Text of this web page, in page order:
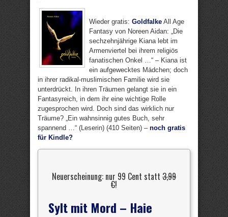
Wieder gratis: Goldfalke All Age
Fantasy von Noreen Aidan: „Die
sechzehnjährige Kiana lebt im
Armenviertel bei ihrem religiös
fanatischen Onkel …“ – Kiana ist
ein aufgewecktes Mädchen; doch
in ihrer radikal-muslimischen Familie wird sie
unterdrückt. In ihren Träumen gelangt sie in ein
Fantasyreich, in dem ihr eine wichtige Rolle
zugesprochen wird. Doch sind das wirklich nur
Träume? „Ein wahnsinnig gutes Buch, sehr
spannend …“ (Leserin) (410 Seiten) – noch gratis
für Kindle?
Neuerscheinung: nur 99 Cent statt 3,99
€!
Sylt mit Mord – Haie